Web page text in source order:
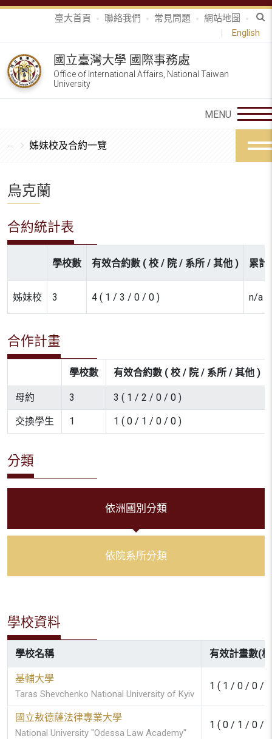
臺大首頁 聯絡我們 常見問題
網站地圖
English
國立臺灣大學 國際事務處
Office of International Affairs, National Taiwan
University
姊妹校及合約一覽
烏克蘭
合約統計表
學校數 有效合約數 ( 校 / 院 / 系所 / 其他 ) 累計
姊妹校 3 4 ( 1 / 3 / 0 / 0 ) n/a
合作計畫
學校數 有效合約數 ( 校 / 院 / 系所 / 其他 )
母約 3 3 ( 1 / 2 / 0 / 0 )
交換學生 1 1 ( 0 / 1 / 0 / 0 )
分類
依洲國別分類
依院系所分類
學校資料
學校名稱 有效計畫數(
基輔大學
Taras Shevchenko National University of Kyiv
1 ( 1 / 0 / 0 /
國立敖德薩法律專業大學
National University "Odessa Law Academy"
1 ( 0 / 1 / 0 /